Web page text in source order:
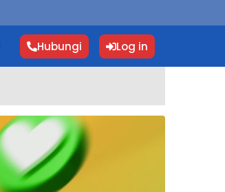
Hubungi Log in